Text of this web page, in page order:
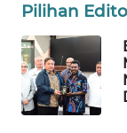
Pilihan
WISATA
LAPAK
WAHANA